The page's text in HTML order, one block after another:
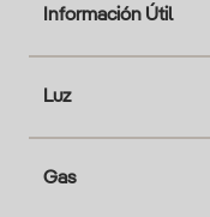
Información Útil
Luz
Gas